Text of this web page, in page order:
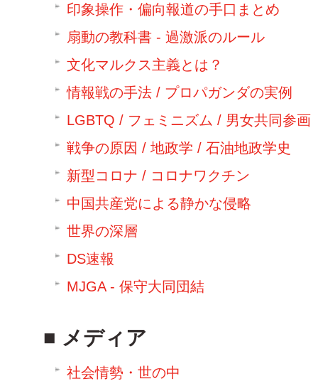
印象操作・偏向報道の手口まとめ
扇動の教科書 - 過激派のルール
文化マルクス主義とは？
情報戦の手法 / プロパガンダの実例
LGBTQ / フェミニズム / 男女共同参画
戦争の原因 / 地政学 / 石油地政学史
新型コロナ / コロナワクチン
中国共産党による静かな侵略
世界の深層
DS速報
MJGA - 保守大同団結
メディア
社会情勢・世の中